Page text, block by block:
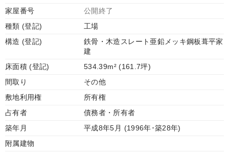
家屋番号
公開終了
種類 (登記)
工場
構造 (登記)
鉄骨・木造スレート亜鉛メッキ鋼板葺平家
建
床面積 (登記)
534.39m² (161.7坪)
間取り
その他
敷地利用権
所有権
占有者
債務者・所有者
築年月
平成8年5月 (1996年･築28年)
附属建物